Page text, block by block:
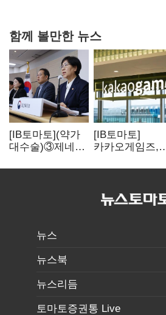
함께 볼만한 뉴스
[IB토마토](약가
대수술)③제네릭
'뚝'…등재전략
[IB토마토]
카카오게임즈,
80억 지원…웹3
뉴스
뉴스북
뉴스리듬
토마토증권통 Live